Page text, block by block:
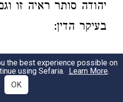
יהודה סותר ראיה זו
בעיקר הדין:
204
וז"ל אליהו
the best experience possible on
using Sefaria. Learn More.
OK